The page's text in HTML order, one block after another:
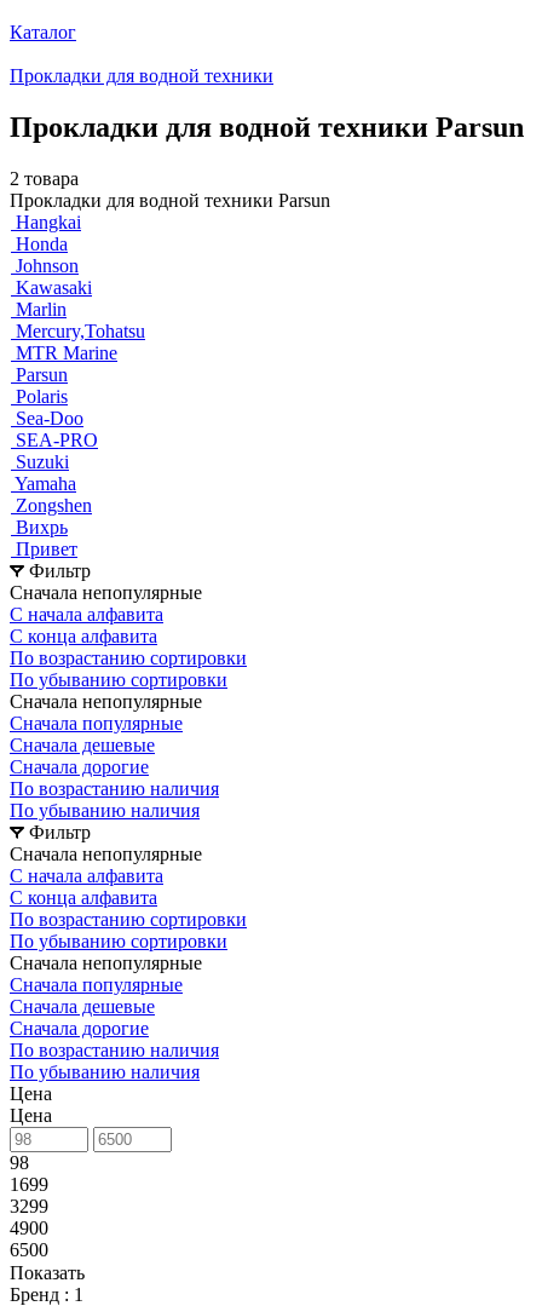
Каталог
Прокладки для водной техники
Прокладки для водной техники Parsun
2 товара
Прокладки для водной техники Parsun
Hangkai
Honda
Johnson
Kawasaki
Marlin
Mercury,Tohatsu
MTR Marine
Parsun
Polaris
Sea-Doo
SEA-PRO
Suzuki
Yamaha
Zongshen
Вихрь
Привет
Фильтр
Сначала непопулярные
С начала алфавита
С конца алфавита
По возрастанию сортировки
По убыванию сортировки
Сначала непопулярные
Сначала популярные
Сначала дешевые
Сначала дорогие
По возрастанию наличия
По убыванию наличия
Фильтр
Сначала непопулярные
С начала алфавита
С конца алфавита
По возрастанию сортировки
По убыванию сортировки
Сначала непопулярные
Сначала популярные
Сначала дешевые
Сначала дорогие
По возрастанию наличия
По убыванию наличия
Цена
Цена
98
1699
3299
4900
6500
Показать
Бренд : 1